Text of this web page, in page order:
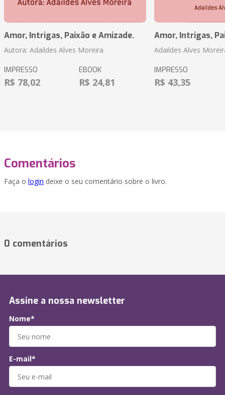
Amor, Intrigas, Paixão e Amizade.
Autora: Adaildes Alves Moreira
IMPRESSO
R$ 78,02
EBOOK
R$ 24,81
Amor, Intrigas,
Adaildes Alves
IMPRESSO
R$ 43,35
Comentários
Faça o login deixe o seu comentário sobre o livro.
0 comentários
Assine a nossa newsletter
Nome*
E-mail*